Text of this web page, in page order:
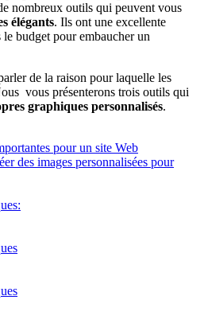
nombreux outils qui peuvent vous
élégants. Ils ont une excellente
budget pour embaucher un
de la raison pour laquelle les
vous présenterons trois outils qui
graphiques personnalisés.
pour un site Web
des images personnalisées pour